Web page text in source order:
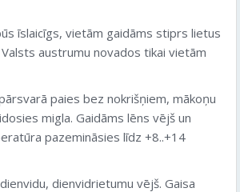
īslaicīgs, vietām gaidāms stiprs lietus
austrumu novados tikai vietām
paies bez nokrišņiem, mākoņu
migla. Gaidāms lēns vējš un
pazemināsies līdz +8..+14
dienvidrietumu vējš. Gaisa